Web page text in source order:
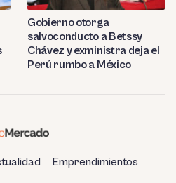
Gobierno otorga
salvoconducto a Betssy
Chávez y exministra deja el
Perú rumbo a México
Emprendimientos